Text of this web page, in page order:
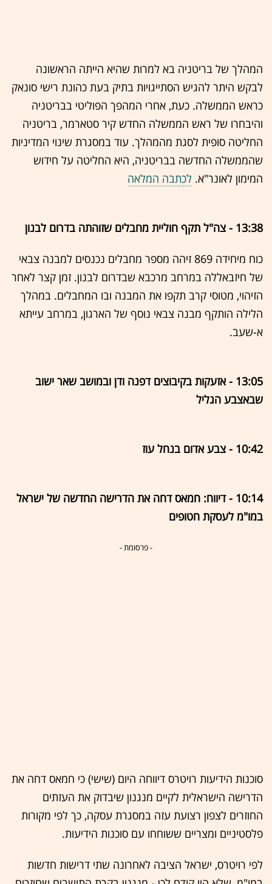
המהלך של בריטניה בא למרות שהיא הייתה הראשונה
לבקש היתר להגיש הסתייגויות בתיק בעת כהונת רישי סונאק
כראש הממשלה. כעת, אחרי המהפך הפוליטי בבריטניה
והיבחרו של ראש הממשלה החדש קיר סטארמר, בריטניה
החליטה סופית לסגת מהמהלך. עוד במסגרת שינוי המדיניות
שהממשלה החדשה בבריטניה, היא החליטה על חידוש
המימון לאונר"א. לכתבה המלאה
13:38 - צה"ל תקף חוליית מחבלים שזוהתה בדרום לבנון
כוח מיחידה 869 זיהה מספר מחבלים נכנסים למבנה צבאי
של חיזבאללה במרחב מרכבא שבדרום לבנון. זמן קצר לאחר
הזיהוי, מטוסי קרב תקפו את המבנה ובו המחבלים. במהלך
הלילה הותקף מבנה צבאי נוסף של הארגון, במרחב עייתא
א-שעב.
13:05 - אזעקות בקיבוצים דפנה ודן ובמושב שאר ישוב
שבאצבע הגליל
10:42 - צבע אדום בנחל עוז
10:14 - דיווח: חמאס דחה את הדרישה החדשה של ישראל
במו"מ לעסקת חטופים
- פרסומת -
סוכנות הידיעות רויטרס דיווחה היום (שישי) כי חמאס דחה את
הדרישה הישראלית לקיים מנגנון שיבדוק את העזתים
החוזרים לצפון רצועת עזה במסגרת עסקה, כך לפי מקורות
פלסטיניים ומצריים ששוחחו עם סוכנות הידיעות.
לפי רויטרס, ישראל הציבה לאחרונה שתי דרישות חדשות